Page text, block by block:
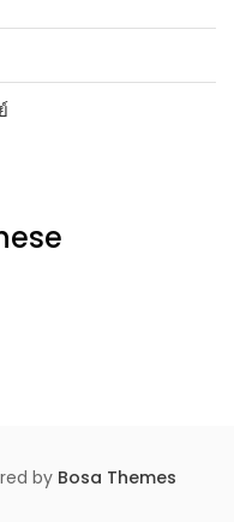
by Bosa Themes